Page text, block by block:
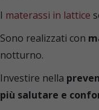
I materassi in lattice
Sono realizzati con
notturno.
Investire nella
più salutare e